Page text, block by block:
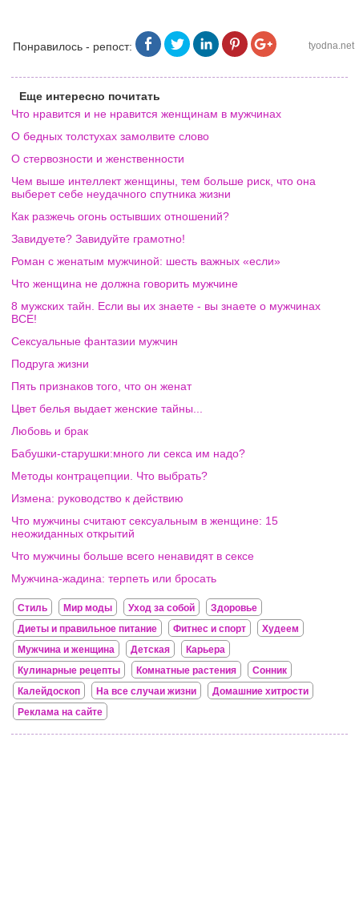
Понравилось - репост: tyodna.net
Еще интересно почитать
Что нравится и не нравится женщинам в мужчинах
О бедных толстухах замолвите слово
О стервозности и женственности
Чем выше интеллект женщины, тем больше риск, что она
выберет себе неудачного спутника жизни
Как разжечь огонь остывших отношений?
Завидуете? Завидуйте грамотно!
Роман с женатым мужчиной: шесть важных «если»
Что женщина не должна говорить мужчине
8 мужских тайн. Если вы их знаете - вы знаете о мужчинах
ВСЕ!
Сексуальные фантазии мужчин
Подруга жизни
Пять признаков того, что он женат
Цвет белья выдает женские тайны...
Любовь и брак
Бабушки-старушки:много ли секса им надо?
Методы контрацепции. Что выбрать?
Измена: руководство к действию
Что мужчины считают сексуальным в женщине: 15
неожиданных открытий
Что мужчины больше всего ненавидят в сексе
Мужчина-жадина: терпеть или бросать
Стиль Мир моды Уход за собой
Здоровье
Диеты и правильное питание
Фитнес и спорт
Худеем
Мужчина и женщина
Детская
Карьера
Кулинарные рецепты
Комнатные растения
Сонник
Калейдоскоп
На все случаи жизни
Домашние хитрости
Реклама на сайте